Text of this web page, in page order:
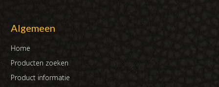
Algemeen
Home
Producten zoeken
Product informatie